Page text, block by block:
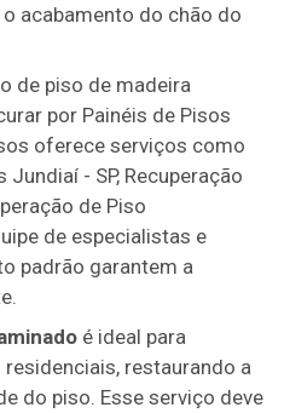
acabamento do chão do
de piso de madeira
por Painéis de Pisos
oferece serviços como
- SP, Recuperação
de Piso
de especialistas e
padrão garantem a
é ideal para
restaurando a
do piso. Esse serviço deve